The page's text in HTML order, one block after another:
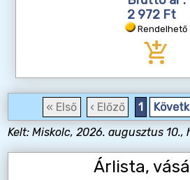
2 972 Ft
Rendelhető
add_shopping_cart
« Első ‹ Előző 1
Kelt: Miskolc, 2026. augusztus 10.,
Árlista,